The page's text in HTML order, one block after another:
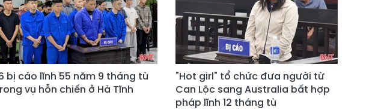
bị cáo lĩnh 55 năm 9 tháng tù
vụ hỗn chiến ở Hà Tĩnh
"Hot girl" tổ chức đưa người từ
Can Lộc sang Australia bất hợp
pháp lĩnh 12 tháng tù